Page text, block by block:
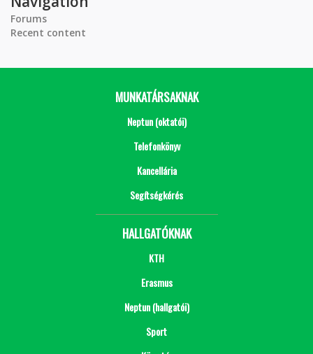
Forums
Recent content
MUNKATÁRSAKNAK
Neptun (oktatói)
Telefonkönyv
Kancellária
Segítségkérés
HALLGATÓKNAK
KTH
Erasmus
Neptun (hallgatói)
Sport